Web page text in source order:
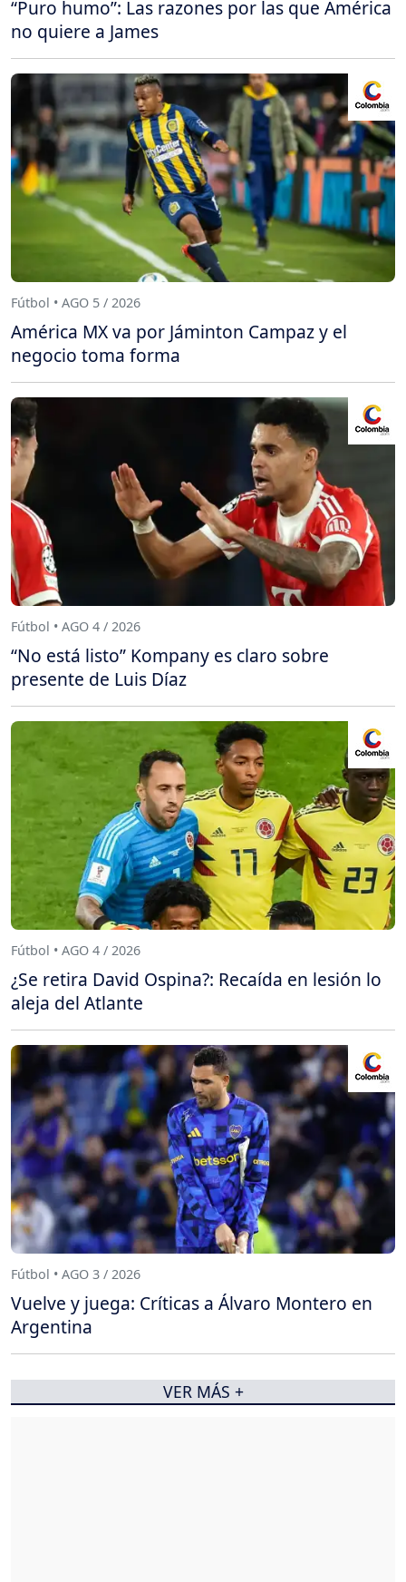
“Puro humo”: Las razones por las que América
no quiere a James
Fútbol • AGO 5 / 2026
América MX va por Jáminton Campaz y el
negocio toma forma
Fútbol • AGO 4 / 2026
“No está listo” Kompany es claro sobre
presente de Luis Díaz
Fútbol • AGO 4 / 2026
¿Se retira David Ospina?: Recaída en lesión lo
aleja del Atlante
Fútbol • AGO 3 / 2026
Vuelve y juega: Críticas a Álvaro Montero en
Argentina
VER MÁS +